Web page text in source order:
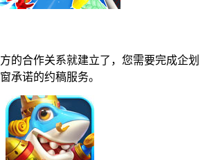
合作关系就建立了，您需要完成企划
承诺的约稿服务。